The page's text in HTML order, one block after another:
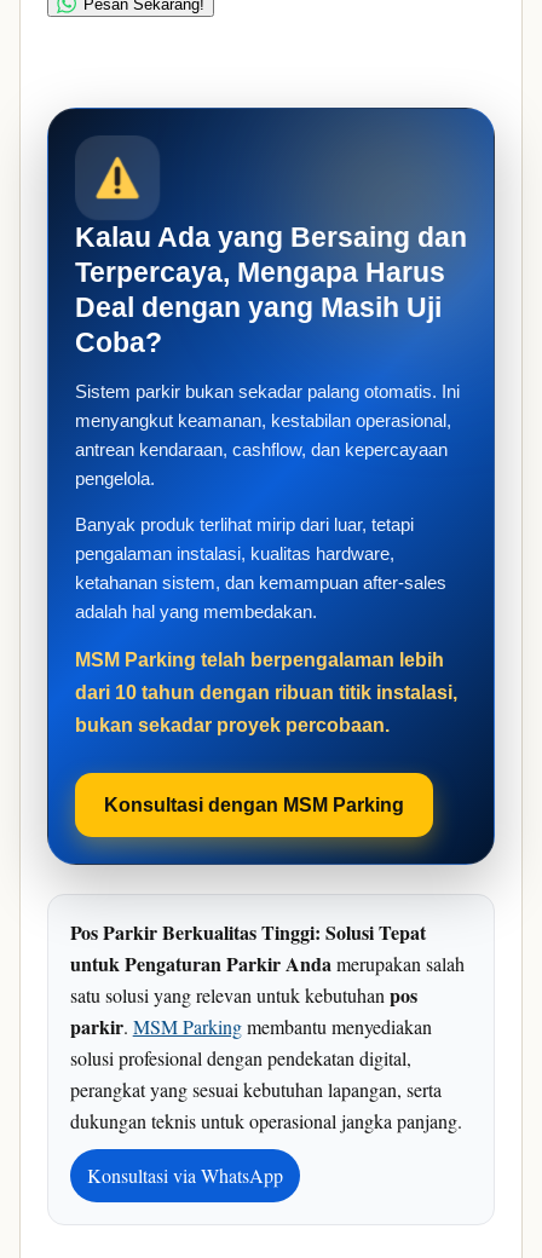
Pesan Sekarang!
Kalau Ada yang Bersaing dan
Terpercaya, Mengapa Harus
Deal dengan yang Masih Uji
Coba?
Sistem parkir bukan sekadar palang otomatis. Ini
menyangkut keamanan, kestabilan operasional,
antrean kendaraan, cashflow, dan kepercayaan
pengelola.
Banyak produk terlihat mirip dari luar, tetapi
pengalaman instalasi, kualitas hardware,
ketahanan sistem, dan kemampuan after-sales
adalah hal yang membedakan.
MSM Parking telah berpengalaman lebih
dari 10 tahun dengan ribuan titik instalasi,
bukan sekadar proyek percobaan.
Konsultasi dengan MSM Parking
Pos Parkir Berkualitas Tinggi: Solusi Tepat
untuk Pengaturan Parkir Anda merupakan salah
satu solusi yang relevan untuk kebutuhan pos
parkir. MSM Parkingmembantu menyediakan
solusi profesional dengan pendekatan digital,
perangkat yang sesuai kebutuhan lapangan, serta
dukungan teknis untuk operasional jangka panjang.
Konsultasi via WhatsApp